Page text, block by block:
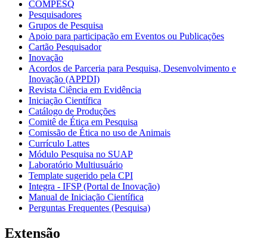
COMPESQ
Pesquisadores
Grupos de Pesquisa
Apoio para participação em Eventos ou Publicações
Cartão Pesquisador
Inovação
Acordos de Parceria para Pesquisa, Desenvolvimento e
Inovação (APPDI)
Revista Ciência em Evidência
Iniciação Científica
Catálogo de Produções
Comitê de Ética em Pesquisa
Comissão de Ética no uso de Animais
Currículo Lattes
Módulo Pesquisa no SUAP
Laboratório Multiusuário
Template sugerido pela CPI
Integra - IFSP (Portal de Inovação)
Manual de Iniciação Científica
Perguntas Frequentes (Pesquisa)
Extensão